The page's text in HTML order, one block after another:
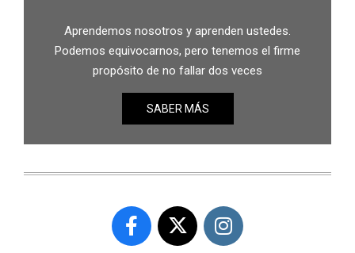
Aprendemos nosotros y aprenden ustedes.
Podemos equivocarnos, pero tenemos el firme
propósito de no fallar dos veces
SABER MÁS